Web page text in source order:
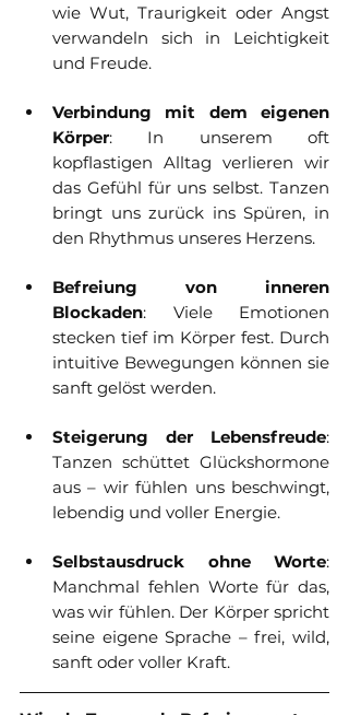
wie Wut, Traurigkeit oder Angst
verwandeln sich in Leichtigkeit
und Freude.
Verbindung mit dem eigenen
Körper: In unserem oft
kopflastigen Alltag verlieren wir
das Gefühl für uns selbst. Tanzen
bringt uns zurück ins Spüren, in
den Rhythmus unseres Herzens.
Befreiung von inneren
Blockaden: Viele Emotionen
stecken tief im Körper fest. Durch
intuitive Bewegungen können sie
sanft gelöst werden.
Steigerung der Lebensfreude:
Tanzen schüttet Glückshormone
aus – wir fühlen uns beschwingt,
lebendig und voller Energie.
Selbstausdruck ohne Worte:
Manchmal fehlen Worte für das,
was wir fühlen. Der Körper spricht
seine eigene Sprache – frei, wild,
sanft oder voller Kraft.